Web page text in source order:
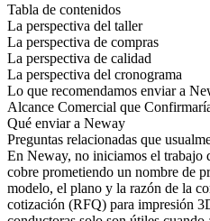
Tabla de contenidos
La perspectiva del taller
La perspectiva de compras
La perspectiva de calidad
La perspectiva del cronograma
Lo que recomendamos enviar a
Alcance Comercial que
Qué enviar a Neway
Preguntas relacionadas que
En Neway, no iniciamos el trabajo
cobre prometiendo un nombre de
modelo, el plano y la razón de la
cotización (RFQ) para impresión